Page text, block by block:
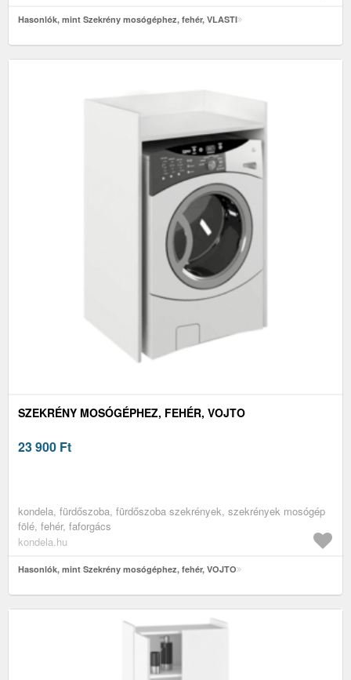
Hasonlók, mint Szekrény mosógéphez, fehér, VLASTI
SZEKRÉNY MOSÓGÉPHEZ, FEHÉR, VOJTO
23 900 Ft
kondela, fürdőszoba, fürdőszoba szekrények, szekrények mosógép
fölé, fehér, faforgács
kondela.hu
Hasonlók, mint Szekrény mosógéphez, fehér, VOJTO